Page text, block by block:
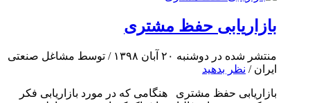
بازاریابی حفظ مشتری
منتشر شده در دوشنبه ۲۰ آبان ۱۳۹۸ / توسط مشاغل صنعتی
ایران / نظر بدهید
بازاریابی حفظ مشتری هنگامی که در مورد بازاریابی فکر